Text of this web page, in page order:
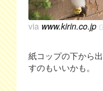
via www.kirin.co.jp
紙コップの下から
すのもいいかも。